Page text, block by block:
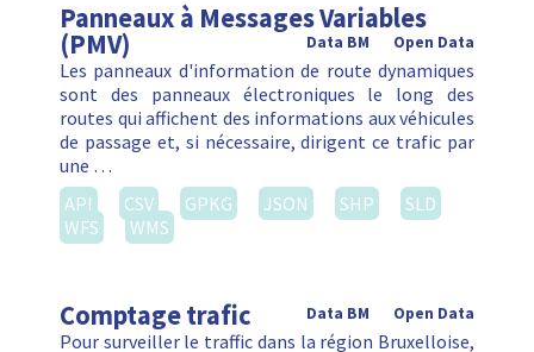
Panneaux à Messages Variables
(PMV) Open Data
Data BM
Les panneaux d'information de route dynamiques
sont des panneaux électroniques le long des
routes qui affichent des informations aux véhicules
de passage et, si nécessaire, dirigent ce trafic par
une …
API
CSV GPKG JSON SHP
SLD
WFS
WMS
Comptage trafic Open Data
Data BM
Pour surveiller le traffic dans la région Bruxelloise,